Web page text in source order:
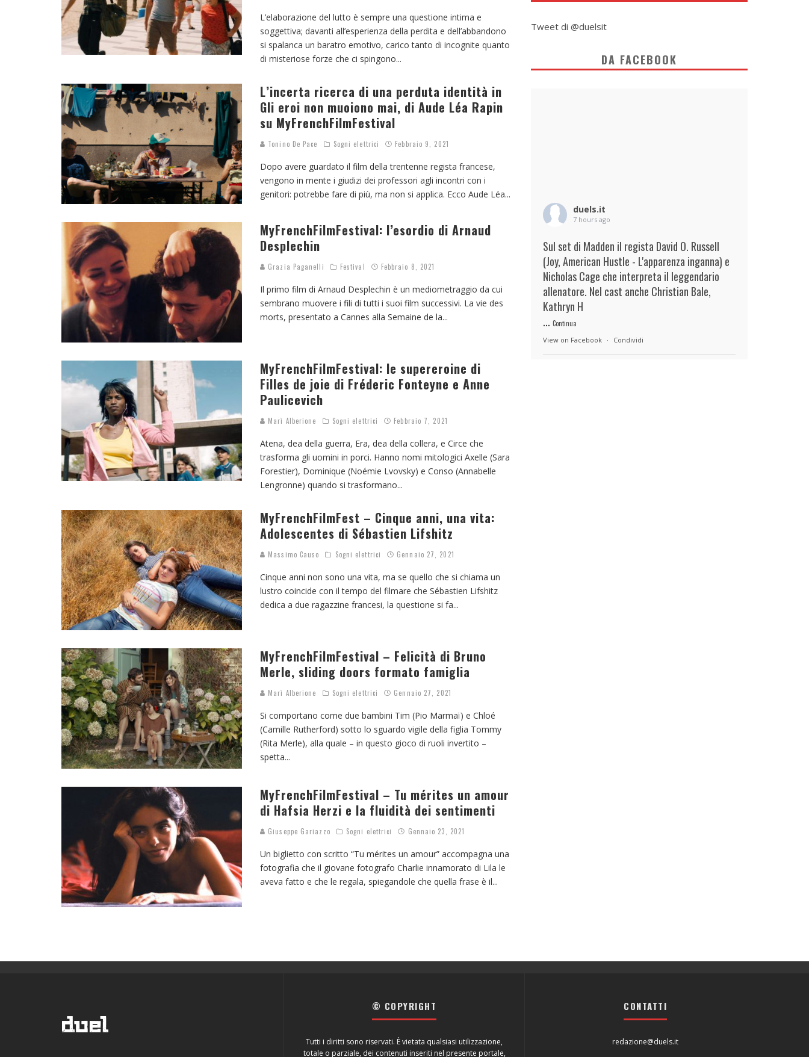
L’elaborazione del lutto è sempre una questione intima e
soggettiva; davanti all’esperienza della perdita e dell’abbandono
si spalanca un baratro emotivo, carico tanto di incognite quanto
di misteriose forze che ci spingono...
L’incerta ricerca di una perduta identità in
Gli eroi non muoiono mai, di Aude Léa Rapin
su MyFrenchFilmFestival
Tonino De Pace Sogni elettrici Febbraio 9, 2021
Dopo avere guardato il film della trentenne regista francese,
vengono in mente i giudizi dei professori agli incontri con i
genitori: potrebbe fare di più, ma non si applica. Ecco Aude Léa...
MyFrenchFilmFestival: l’esordio di Arnaud
Desplechin
Grazia Paganelli Festival Febbraio 8, 2021
Il primo film di Arnaud Desplechin è un mediometraggio da cui
sembrano muovere i fili di tutti i suoi film successivi. La vie des
morts, presentato a Cannes alla Semaine de la...
MyFrenchFilmFestival: le supereroine di
Filles de joie di Fréderic Fonteyne e Anne
Paulicevich
Marì Alberione Sogni elettrici Febbraio 7, 2021
Atena, dea della guerra, Era, dea della collera, e Circe che
trasforma gli uomini in porci. Hanno nomi mitologici Axelle (Sara
Forestier), Dominique (Noémie Lvovsky) e Conso (Annabelle
Lengronne) quando si trasformano...
MyFrenchFilmFest – Cinque anni, una vita:
Adolescentes di Sébastien Lifshitz
Massimo Causo Sogni elettrici Gennaio 27, 2021
Cinque anni non sono una vita, ma se quello che si chiama un
lustro coincide con il tempo del filmare che Sébastien Lifshitz
dedica a due ragazzine francesi, la questione si fa...
MyFrenchFilmFestival – Felicità di Bruno
Merle, sliding doors formato famiglia
Marì Alberione Sogni elettrici Gennaio 27, 2021
Si comportano come due bambini Tim (Pio Marmaï) e Chloé
(Camille Rutherford) sotto lo sguardo vigile della figlia Tommy
(Rita Merle), alla quale – in questo gioco di ruoli invertito –
spetta...
MyFrenchFilmFestival – Tu mérites un amour
di Hafsia Herzi e la fluidità dei sentimenti
Giuseppe Gariazzo Sogni elettrici Gennaio 23, 2021
Un biglietto con scritto “Tu mérites un amour” accompagna una
fotografia che il giovane fotografo Charlie innamorato di Lila le
aveva fatto e che le regala, spiegandole che quella frase è il...
Tweet di @duelsit
DA FACEBOOK
duels.it
7 hours ago
Sul set di Madden il regista David O. Russell
(Joy, American Hustle - L'apparenza inganna) e
Nicholas Cage che interpreta il leggendario
allenatore. Nel cast anche Christian Bale,
Kathryn H
... Continua
View on Facebook · Condividi
© COPYRIGHT
Tutti i diritti sono riservati. È vietata qualsiasi utilizzazione,
totale o parziale, dei contenuti inseriti nel presente portale,
CONTATTI
redazione@duels.it